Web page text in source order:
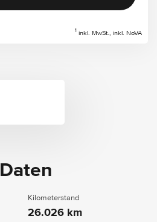
1 inkl. MwSt., inkl. NoVA
Kilometerstand
26.026 km